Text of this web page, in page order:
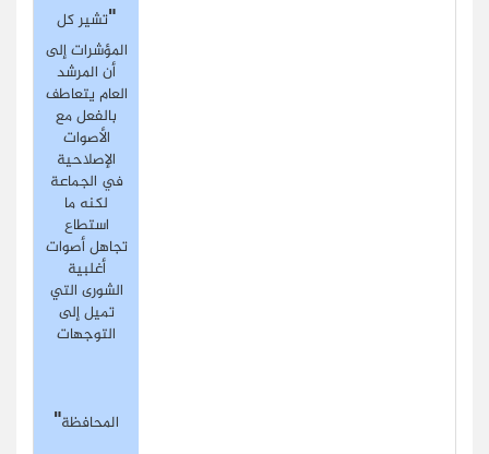
"تشير كل
المؤشرات إلى
أن المرشد
العام يتعاطف
بالفعل مع
الأصوات
الإصلاحية
في الجماعة
لكنه ما
استطاع
تجاهل أصوات
أغلبية
الشورى التي
تميل إلى
التوجهات
المحافظة"